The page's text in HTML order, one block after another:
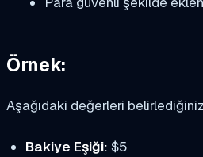
Örnek:
Aşağıdaki değerleri
Bakiye Eşiği: $5